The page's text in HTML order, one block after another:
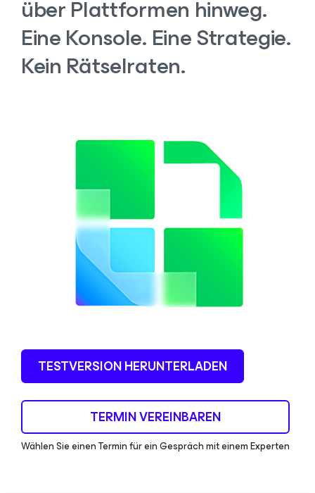
über Plattformen hinweg.
Eine Konsole.Eine Strategie.
Kein Rätselraten.
TESTVERSION HERUNTERLADEN
TERMIN VEREINBAREN
Wählen Sie einen Termin für ein Gespräch mit einem Experten